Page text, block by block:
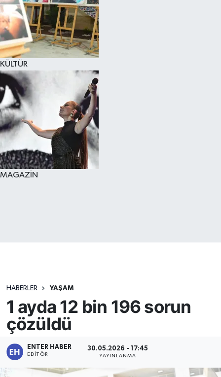
KÜLTÜR
MAGAZİN
HABERLER YAŞAM
1 ayda 12 bin 196 sorun
çözüldü
ENTER HABER
EDITÖR
30.05.2026 - 17:45
YAYINLANMA